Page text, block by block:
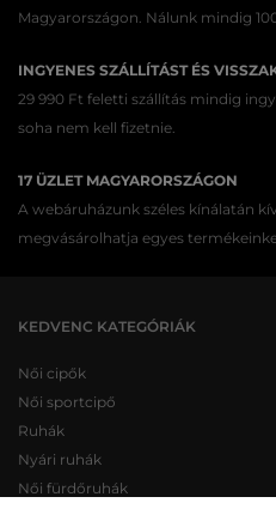
Magyarországon. Nálunk mindig
INGYENES SZÁLLÍTÁST ÉS
29 990 Ft feletti szállítás mindig
soha nem kell fizetnie.
17 ÜZLET MAGYARORSZÁGON
A webáruházunk széles kínálatán
megvásárolhatja egyes
KEDVENC KATEGÓRIÁK
Női cipők
Női sportcipő
Ruhák
Nyári ruhák
Női fürdőruhák